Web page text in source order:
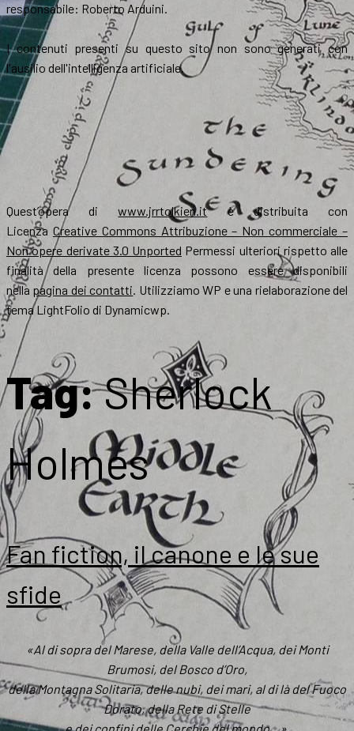
responsabile: Roberto Arduini.
I contenuti presenti su questo sito non sono generati con
l'ausilio dell'intelligenza artificiale.
Quest’opera diwww.jrrtolkien.itè distribuita con
Licenza Creative Commons Attribuzione – Non commerciale –
Non opere derivate 3.0 Unported Permessi ulteriori rispetto alle
finalità della presente licenza possono essere disponibili
nella pagina dei contatti. Utilizziamo WP e una rielaborazione del
tema LightFolio di Dynamicwp.
Tag:Sherlock
Holmes
Fan fiction, il canone e le sue
sfide
«Al di sopra del Marese, della Valle dell’Acqua, dei Monti
Brumosi, del Bosco d’Oro,
della Montagna Solitaria, delle nubi, dei mari, al di là del Fuoco
Dorato, della Rete di Stelle